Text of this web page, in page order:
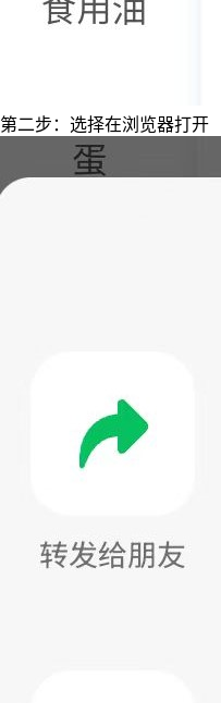
第二步：选择在浏览器打开